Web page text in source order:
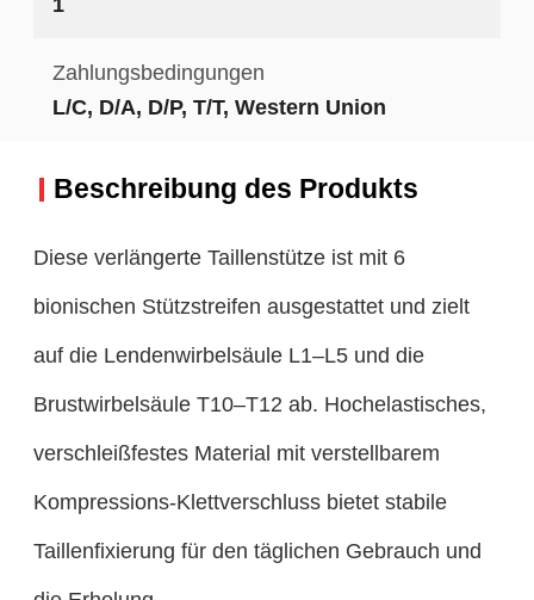
Zahlungsbedingungen
L/C, D/A, D/P, T/T, Western Union
Beschreibung des Produkts
Diese verlängerte Taillenstütze ist mit 6
bionischen Stützstreifen ausgestattet und zielt
auf die Lendenwirbelsäule L1–L5 und die
Brustwirbelsäule T10–T12 ab. Hochelastisches,
verschleißfestes Material mit verstellbarem
Kompressions-Klettverschluss bietet stabile
Taillenfixierung für den täglichen Gebrauch und